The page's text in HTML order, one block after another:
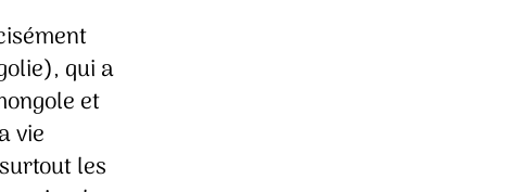
qui a
et
vie
les